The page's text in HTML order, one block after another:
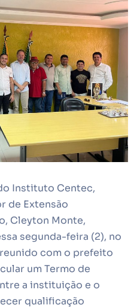
Instituto Centec,
de Extensão
Cleyton Monte,
segunda-feira (2), no
com o prefeito
um Termo de
a instituição e o
qualificação